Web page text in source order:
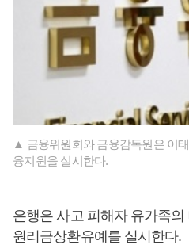
▲ 금융위원회와 금융감독원은 이
융지원을 실시한다.
은행은 사고 피해자 유가족
원리금상환유예를 실시한다.